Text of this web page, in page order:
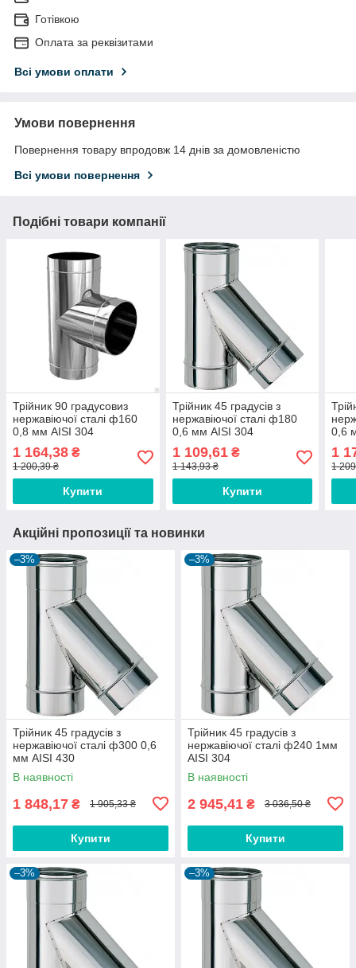
Готівкою
Оплата за реквізитами
Всі умови оплати
Умови повернення
Повернення товару впродовж 14 днів за домовленістю
Всі умови повернення
Подібні товари компанії
Трійник 90 градусовиз
нержавіючої сталі ф160
0,8 мм AISI 304
1 164,38 ₴
1 200,39 ₴
Купити
Трійник 45 градусів з
нержавіючої сталі ф180
0,6 мм AISI 304
1 109,61₴
1 143,93 ₴
Купити
0,6
1
1
Акційні пропозиції та новинки
–3%
Трійник 45 градусів з
нержавіючої сталі ф300 0,6
мм AISI 430
В наявності
1 848,17 ₴ 1 905,33 ₴
Купити
–3%
Трійник 45 градусів з
нержавіючої сталі ф240 1мм
AISI 304
В наявності
2 945,41 ₴ 3 036,50 ₴
Купити
–3% –3%